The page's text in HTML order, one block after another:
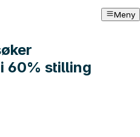
Meny
60% stilling